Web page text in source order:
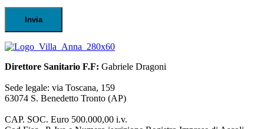
Direttore Sanitario F.F: Gabriele Dragoni
Sede legale: via Toscana, 159
63074 S. Benedetto Tronto (AP)
CAP. SOC. Euro 500.000,00 i.v.